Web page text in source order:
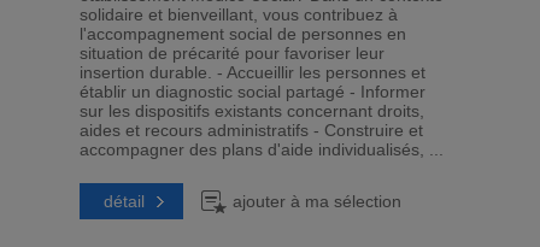
solidaire et bienveillant, vous contribuez à
l'accompagnement social de personnes en
situation de précarité pour favoriser leur
insertion durable. - Accueillir les personnes et
établir un diagnostic social partagé - Informer
sur les dispositifs existants concernant droits,
aides et recours administratifs - Construire et
accompagner des plans d'aide individualisés, ...
détail ajouter à ma sélection